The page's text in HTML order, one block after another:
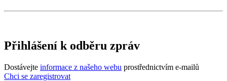
Přihlášení k odběru zpráv
Dostávejte informace z našeho webu prostřednictvím e-mailů
Chci se zaregistrovat